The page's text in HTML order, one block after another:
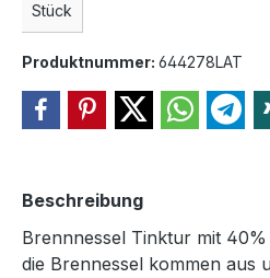
Stück
Produktnummer: 644278LAT
Beschreibung
Brennnessel Tinktur mit
die Brennessel kommen aus